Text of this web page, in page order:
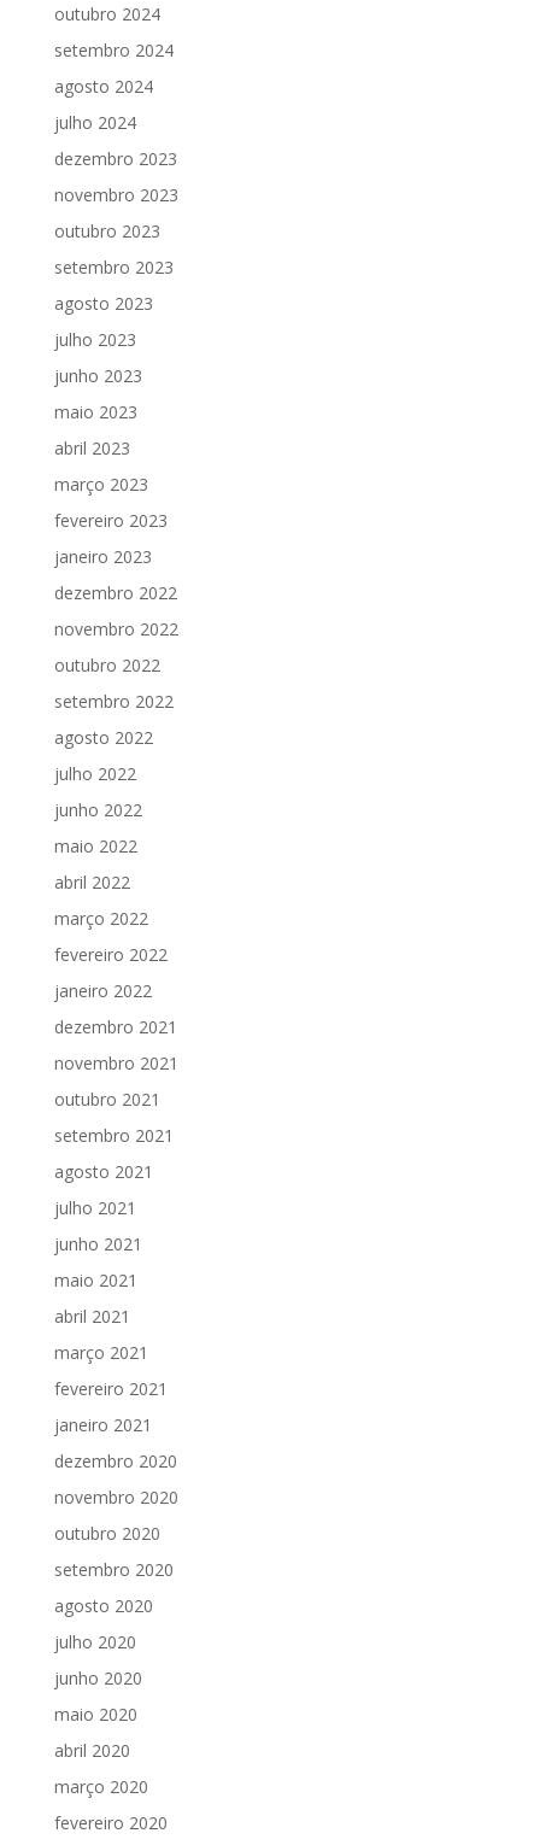
outubro 2024
setembro 2024
agosto 2024
julho 2024
dezembro 2023
novembro 2023
outubro 2023
setembro 2023
agosto 2023
julho 2023
junho 2023
maio 2023
abril 2023
março 2023
fevereiro 2023
janeiro 2023
dezembro 2022
novembro 2022
outubro 2022
setembro 2022
agosto 2022
julho 2022
junho 2022
maio 2022
abril 2022
março 2022
fevereiro 2022
janeiro 2022
dezembro 2021
novembro 2021
outubro 2021
setembro 2021
agosto 2021
julho 2021
junho 2021
maio 2021
abril 2021
março 2021
fevereiro 2021
janeiro 2021
dezembro 2020
novembro 2020
outubro 2020
setembro 2020
agosto 2020
julho 2020
junho 2020
maio 2020
abril 2020
março 2020
fevereiro 2020